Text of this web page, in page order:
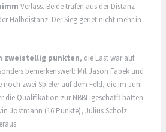
Verlass. Beide trafen aus der Distanz
Halbdistanz. Der Sieg geriet nicht mehr in
zweistellig punkten, die Last war auf
bemerkenswert: Mit Jason Fabek und
noch zwei Spieler auf dem Feld, die im Juni
die Qualifikation zur NBBL geschafft hatten.
Jostmann (16 Punkte), Julius Scholz